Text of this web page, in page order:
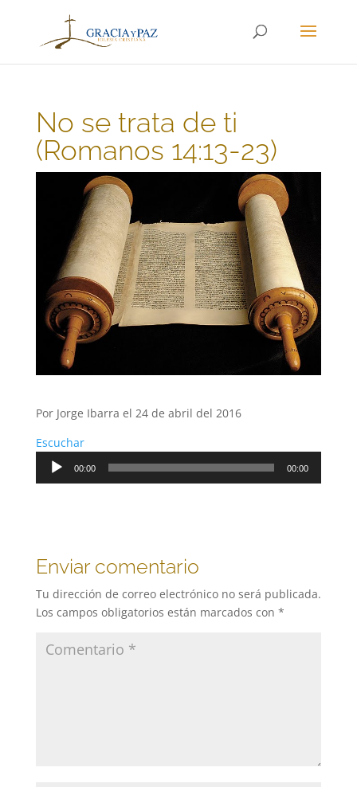
No se trata de ti
(Romanos 14:13-23)
Por Jorge Ibarra el 24 de abril del 2016
Escuchar
Reproductor
00:00 00:00
Enviar comentario
Tu dirección de correo electrónico no será publicada.
Los campos obligatorios están marcados con *